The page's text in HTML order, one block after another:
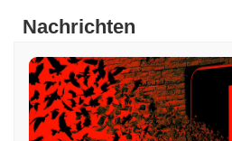
Nachrichten